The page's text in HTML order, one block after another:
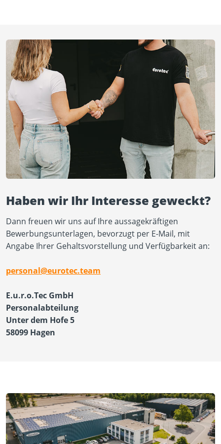
Haben wir Ihr Interesse geweckt?
Dann freuen wir uns auf Ihre aussagekräftigen
Bewerbungsunterlagen, bevorzugt per E-Mail, mit
Angabe Ihrer Gehaltsvorstellung und Verfügbarkeit an: ​​​​
personal@eurotec.team
E.u.r.o.Tec GmbH
Personalabteilung
Unter dem Hofe 5
58099 Hagen